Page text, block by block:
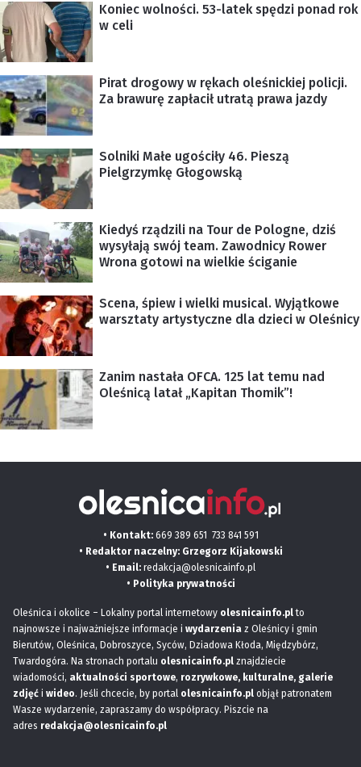
Koniec wolności. 53-latek spędzi ponad rok
w celi
Pirat drogowy w rękach oleśnickiej policji.
Za brawurę zapłacił utratą prawa jazdy
Solniki Małe ugościły 46. Pieszą
Pielgrzymkę Głogowską
Kiedyś rządzili na Tour de Pologne, dziś
wysyłają swój team. Zawodnicy Rower
Wrona gotowi na wielkie ściganie
Scena, śpiew i wielki musical. Wyjątkowe
warsztaty artystyczne dla dzieci w Oleśnicy
Zanim nastała OFCA. 125 lat temu nad
Oleśnicą latał „Kapitan Thomik”!
• Kontakt: 669 389 651 733 841 591
• Redaktor naczelny: Grzegorz Kijakowski
• Email: redakcja@olesnicainfo.pl
• Polityka prywatności
Oleśnica i okolice – Lokalny portal internetowy olesnicainfo.plto
najnowsze i najważniejsze informacje i wydarzenia z Oleśnicy i gmin
Bierutów, Oleśnica, Dobroszyce, Syców, Dziadowa Kłoda, Międzybórz,
Twardogóra. Na stronach portalu olesnicainfo.pl znajdziecie
wiadomości, aktualności sportowe, rozrywkowe, kulturalne, galerie
zdjęć i wideo. Jeśli chcecie, by portal olesnicainfo.pl objął patronatem
Wasze wydarzenie, zapraszamy do współpracy. Piszcie na
adres redakcja@olesnicainfo.pl